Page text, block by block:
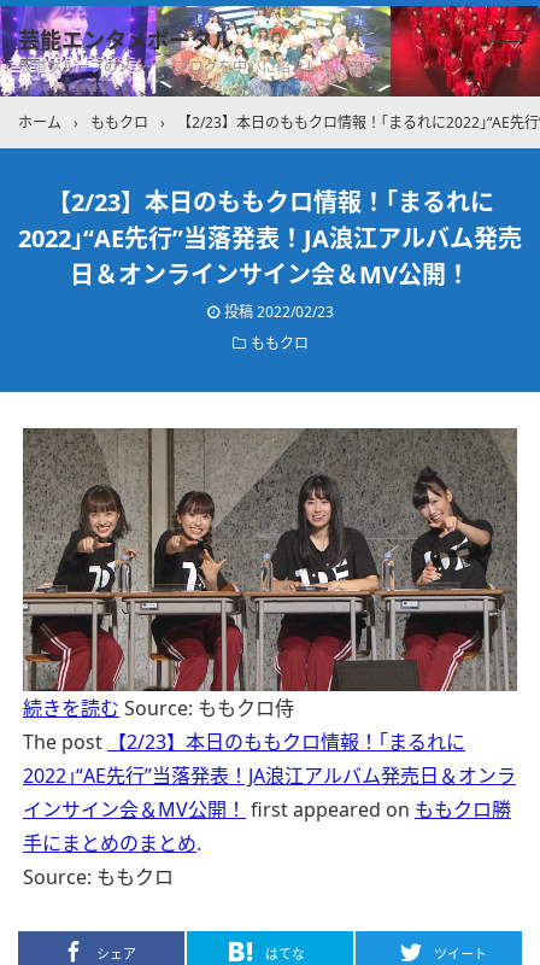
芸能エンタメポータル
坂道グループのメンバーブログを中心に紹介しています
ホーム › ももクロ › 【2/23】本日のももクロ情報！｢まるれに2022｣“AE
【2/23】本日のももクロ情報！｢まるれに
2022｣“AE先行”当落発表！JA浪江アルバム発売
日＆オンラインサイン会＆MV公開！
投稿2022/02/23
ももクロ
続きを読む Source: ももクロ侍
The post
【2/23】本日のももクロ情報！｢まるれに
2022｣“AE先行”当落発表！JA浪江アルバム発売日＆オンラ
インサイン会＆MV公開！ first appeared on ももクロ勝
手にまとめのまとめ.
Source: ももクロ
シェア はてな ツイート